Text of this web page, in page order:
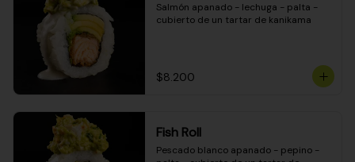
Salmón apanado - lechuga - palta -
cubierto de un tartar de kanikama
$8.200
Fish Roll
Pescado blanco apanado - pepino -